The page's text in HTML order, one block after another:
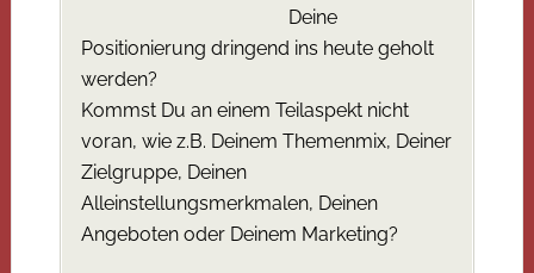
Deine
Positionierung dringend ins heute geholt
werden?
Kommst Du an einem Teilaspekt nicht
voran, wie z.B. Deinem Themenmix, Deiner
Zielgruppe, Deinen
Alleinstellungsmerkmalen, Deinen
Angeboten oder Deinem Marketing?